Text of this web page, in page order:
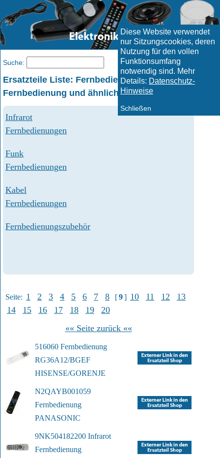
Diese Website verwendet
nur Sitzungscookies, deren
Nutzung für den vollen
Funktionsumfang
notwendig sind. Mehr
Details: Datenschutz-
Hinweise
Schließen
Ersatzteile Liste: Fernbedienungen
Fernbedienung und ähnliche Artikel
Infrarot
Fernbedienungen
Funk
Fernbedienungen
Kabel
Fernbedienungen
Fernbedienungszubehör
Seite: 1 2 3 4 5 6 7 8 [9] 10 11 12
13
14
15 16 17 18 19
20
«« Seite zurück ««
516060 Fernbedienung
RG36A12/BGEF
HISENSE/GORENJE
N2QAYB001059
Fernbedienung
PANASONIC
9NK504182200 Infrarot
Fernbedienung
Suche: